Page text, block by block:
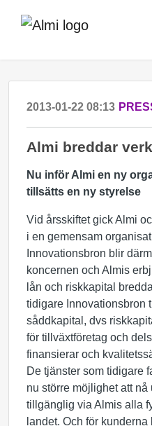
2013-01-22 08:13
Almi breddar
Nu inför Almi en ny
tillsätts en ny styrelse
Vid årsskiftet gick Almi
i en gemensam
Innovationsbron blir
koncernen och Almis
lån och riskkapital
tidigare Innovationsbron
såddkapital, dvs
för tillväxtföretag och
finansierar och
De tjänster som tidigare
nu större möjlighet att
tillgänglig via Almis alla
landet. Och för